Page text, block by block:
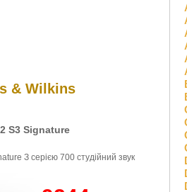
& Wilkins
S3 Signature
З серією 700 студійний звук